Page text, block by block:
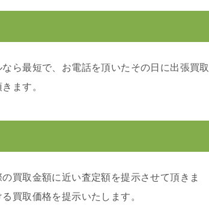
ら最短で、お電話を頂いたその日に出張買取
ます。
買取金額に近い査定額を提示させて頂きま
買取価格を提示いたします。